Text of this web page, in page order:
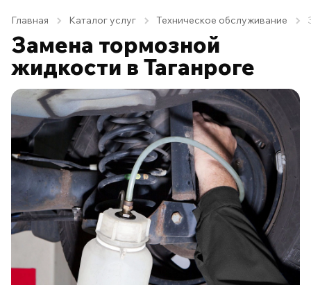
Главная Каталог услуг Техническое обслуживание
Замена тормозной
жидкости в Таганроге